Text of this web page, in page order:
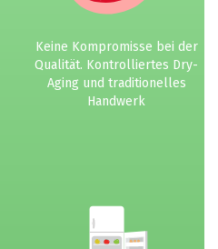
Keine Kompromisse bei der
Qualität. Kontrolliertes Dry-
Aging und traditionelles
Handwerk